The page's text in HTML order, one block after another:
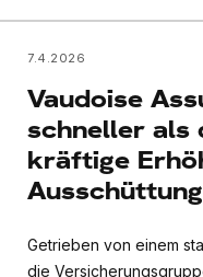
7.4.2026
Vaudoise
schneller als
kräftige
Getrieben von einem
die